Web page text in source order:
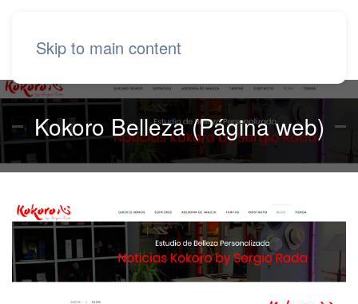
Skip to main content
Kokoro Belleza (Página web)